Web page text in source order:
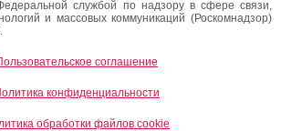
службой по надзору в сфере связи,
и массовых коммуникаций (Роскомнадзор)
соглашение
конфиденциальности
обработки файлов cookie